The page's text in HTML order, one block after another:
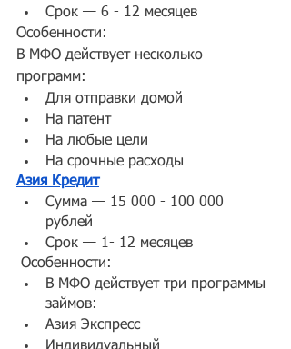
Срок — 6 - 12 месяцев
Особенности:
В МФО действует несколько
программ:
Для отправки домой
На патент
На любые цели
На срочные расходы
Азия Кредит
Сумма — 15 000 - 100 000
рублей
Срок — 1- 12 месяцев
Особенности:
В МФО действует три программы
займов:
Азия Экспресс
Индивидуальный